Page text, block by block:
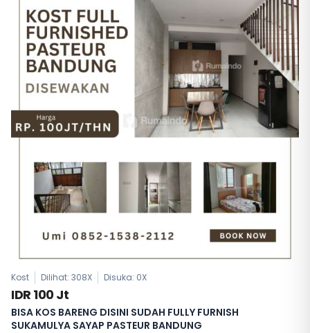
Kost Dilihat: 308X Disuka: 0X
IDR 100 Jt
BISA KOS BARENG DISINI SUDAH FULLY FURNISH
SUKAMULYA SAYAP PASTEUR BANDUNG